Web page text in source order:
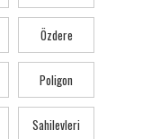
Özdere
Poligon
Sahilevleri